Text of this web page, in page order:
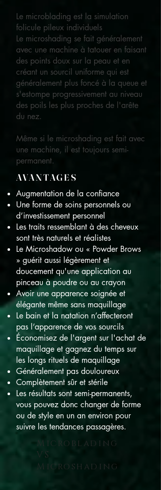
Le microblading est la simulation
folicule pileux individuels
Le microshading se fait généralement
avec une machine à tatouer en faisant
des points doux sur la peau et en
créant un sourcil uniforme qui est
généralement plus foncé à la queue et
s'estompe progressivement au niveau
des poils les plus proches de l'arête
du nez.
Même si le microshading est fait avec
une machine, il est toujours semi-
permanent.
AVANTAGES
Augmentation de la confiance
Une forme de soins personnels ou
d’investissement personnel
Les traits ressemblant à des cheveux
sont très naturels et réalistes
Le Microshadow ou « Powder Brows
» guérit aussi légèrement et
doucement qu'une application au
pinceau à poudre ou au crayon
Avoir une apparence soignée et
élégante même sans maquillage
Le bain et la natation n’affecteront
pas l’apparence de vos sourcils
Économisez de l'argent sur l'achat de
maquillage et gagnez du temps sur
les longs rituels de maquillage
Généralement pas douloureux
Complètement sûr et stérile
Les résultats sont semi-permanents,
vous pouvez donc changer de forme
ou de style en un an environ pour
suivre les tendances passagères.
Microblading
VS
Microshading